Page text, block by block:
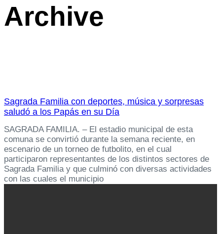
Archive
Sagrada Familia con deportes, música y sorpresas
saludó a los Papás en su Día
SAGRADA FAMILIA. – El estadio municipal de esta
comuna se convirtió durante la semana reciente, en
escenario de un torneo de futbolito, en el cual
participaron representantes de los distintos sectores de
Sagrada Familia y que culminó con diversas actividades
con las cuales el municipio